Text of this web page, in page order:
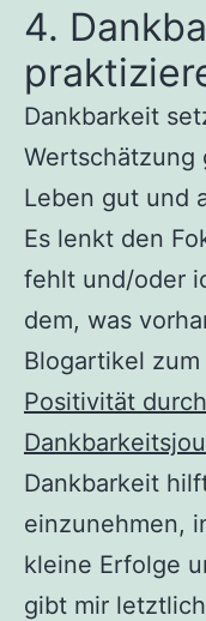
4.
Dankbarkeit
Wertschätzung
Leben gut und
Es lenkt den
fehlt und/oder
dem, was
Blogartikel zum
Positivität
Dankbarkeit
einzunehmen,
kleine Erfolge
gibt mir